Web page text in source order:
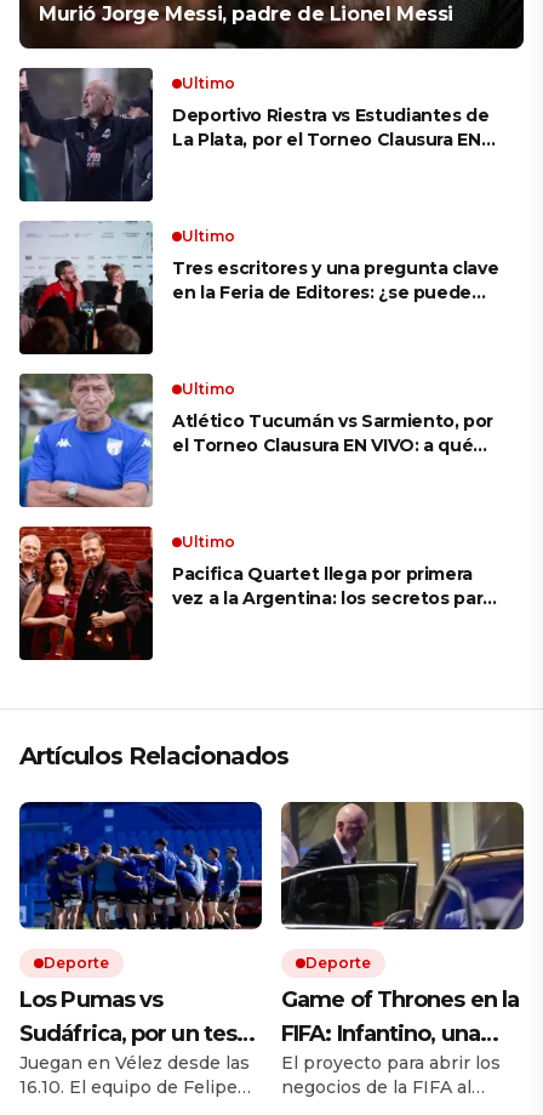
Murió Jorge Messi, padre de Lionel Messi
Ultimo
Deportivo Riestra vs Estudiantes de
La Plata, por el Torneo Clausura EN
Ultimo
Tres escritores y una pregunta clave
en la Feria de Editores: ¿se puede
Ultimo
Atlético Tucumán vs Sarmiento, por
el Torneo Clausura EN VIVO: a qué
Ultimo
Pacifica Quartet llega por primera
vez a la Argentina: los secretos para
Artículos Relacionados
Deporte
Los Pumas vs
Sudáfrica, por un test
match EN VIVO: a qué
hora juegan,
Juegan en Vélez desde las
16.10. El equipo de Felipe
Deporte
Game of Thrones en la
FIFA: Infantino, una
rebelión en marcha y
la batalla por el trono
El proyecto para abrir los
negocios de la FIFA al